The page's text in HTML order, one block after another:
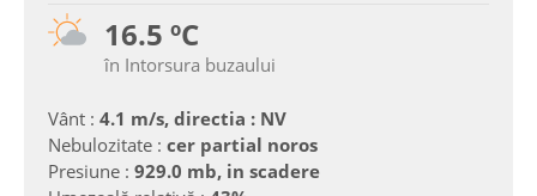
16.5 ºC
în Intorsura buzaului
Vânt : 4.1 m/s, directia : NV
Nebulozitate : cer partial noros
Presiune : 929.0 mb, in scadere